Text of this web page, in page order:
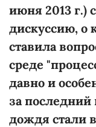
июня 2013 г.)
дискуссию, о
ставила
среде
давно и
за последний
дождя стали